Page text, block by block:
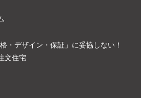
・デザイン・保証」に妥協しない！
文住宅